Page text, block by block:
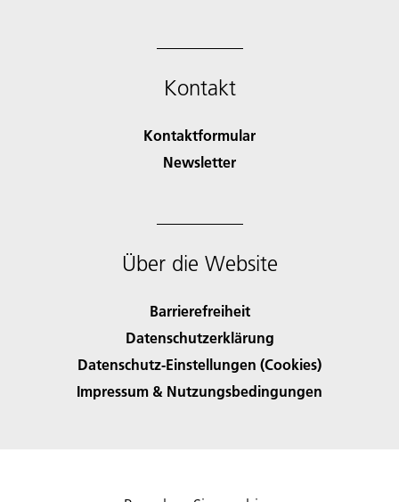
Kontakt
Kontaktformular
Newsletter
Über die Website
Barrierefreiheit
Datenschutzerklärung
Datenschutz-Einstellungen (Cookies)
Impressum & Nutzungsbedingungen